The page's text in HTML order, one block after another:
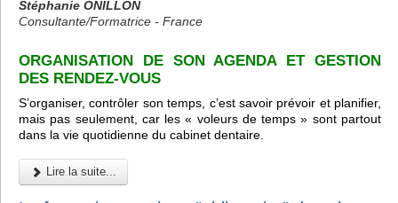
Stéphanie ONILLON
Consultante/Formatrice - France
ORGANISATION DE SON AGENDA ET GESTION
DES RENDEZ-VOUS
S’organiser, contrôler son temps, c’est savoir prévoir et planifier,
mais pas seulement, car les « voleurs de temps » sont partout
dans la vie quotidienne du cabinet dentaire.
Lire la suite...